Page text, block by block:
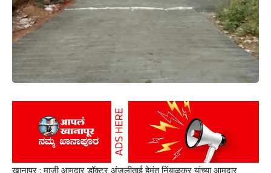
खानापूर : माजी आमदार डॉक्टर अंजलीताई हेमंत निंबाळकर यांच्या आमदार